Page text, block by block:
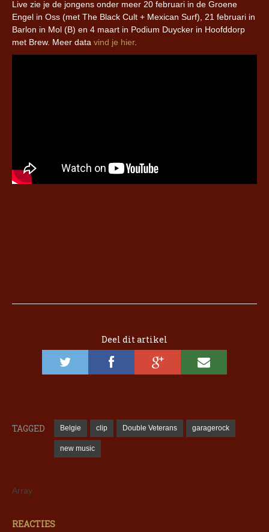
Live zie je de jongens onder meer 20 februari in de Groene
Engel in Oss (met The Black Cult + Mexican Surf), 21 februari in
Barlon in Mol (B) en 4 maart in Podium Duycker in Hoofddorp
met Brew. Meer data vind je hier.
Deel dit artikel
TAGGED Belgie clip Double Veterans garagerock
new music
Array
REACTIES